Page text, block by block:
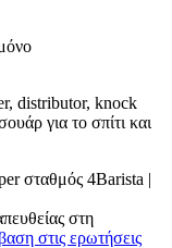
distributor, knock
για το σπίτι και
σταθμός 4Barista |
στη
στις ερωτήσεις